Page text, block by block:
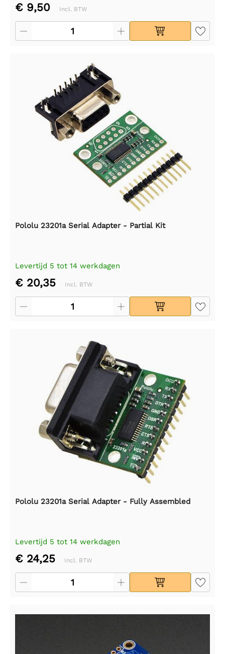
€ 9,50 Incl. BTW
Pololu 23201a Serial Adapter - Partial Kit
Levertijd 5 tot 14 werkdagen
€ 20,35 Incl. BTW
Pololu 23201a Serial Adapter - Fully Assembled
Levertijd 5 tot 14 werkdagen
€ 24,25 Incl. BTW